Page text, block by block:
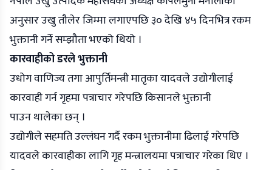
अनुसार उखु तौलेर जिम्मा लगाएपछि ३० देखि ४५ दिनभित्र रकम
भुक्तानी गर्ने सम्झौता भएको थियो ।
कारवाहीको डरले भुक्तानी
उधोग वाणिज्य तगा आपुर्तिमन्त्री मातृका यादवले उद्योगीलाई
कारवाही गर्न गृहमा पत्राचार गरेपछि किसानले भुक्तानी
पाउन थालेका छन् ।
उद्योगीले सहमति उल्लंघन गर्दै रकम भुक्तानीमा ढिलाई गरेपछि
यादवले कारवाहीका लागि गृह मन्त्रालयमा पत्राचार गरेका थिए ।